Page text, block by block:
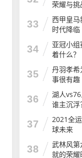
荣耀与挑
33
西甲皇
时代降临
34
亚冠小
着什么？
35
丹羽孝
事很有趣
36
湖人vs76
谁主沉浮
37
2021全
球未来
38
武林风
就的荣耀